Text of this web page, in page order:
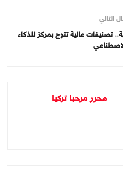
التالي
تصنيفات عالية تتوج بمركز للذكاء
محرر مرحبا تركيا